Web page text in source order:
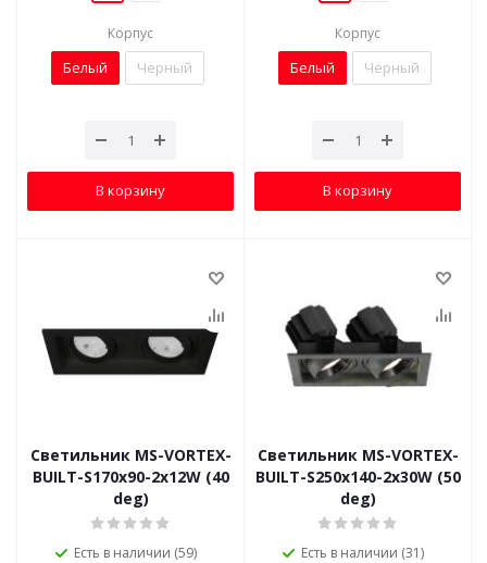
Корпус
Белый Черный
В корзину
Корпус
Белый Черный
В корзину
Светильник MS-VORTEX-
BUILT-S170x90-2x12W (40
deg)
Есть в наличии (59)
Светильник MS-VORTEX-
BUILT-S250x140-2x30W (50
deg)
Есть в наличии (31)